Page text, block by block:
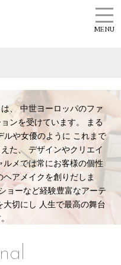
MENU
、 中世ヨーロッパのファ
ンを受けています。 まる
ルや女優のように これまで
た、 デザインやクリエイ
メでは常にお客様の個性
アメイクを創りだしま
ョーなど経験豊富なアーテ
切にし 人生で最高の舞台